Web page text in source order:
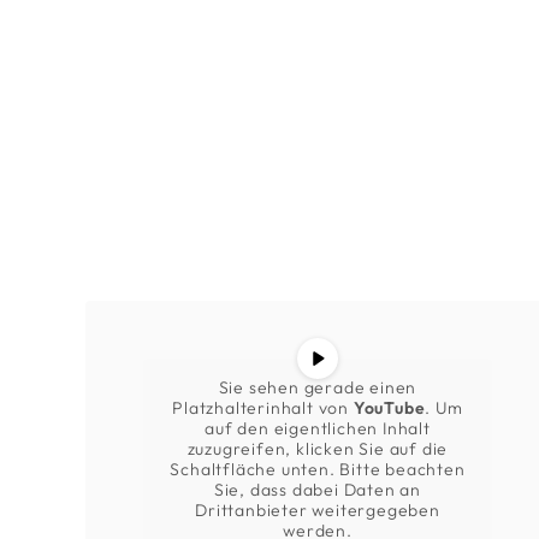
Sie sehen gerade einen
Platzhalterinhalt von YouTube. Um
auf den eigentlichen Inhalt
zuzugreifen, klicken Sie auf die
Schaltfläche unten. Bitte beachten
Sie, dass dabei Daten an
Drittanbieter weitergegeben
werden.